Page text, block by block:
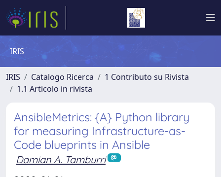
IRIS
IRIS Catalogo Ricerca
1 Contributo su Rivista
1.1 Articolo in rivista
AnsibleMetrics: {A} Python library
for measuring Infrastructure-as-
Code blueprints in Ansible
Damian A. Tamburri